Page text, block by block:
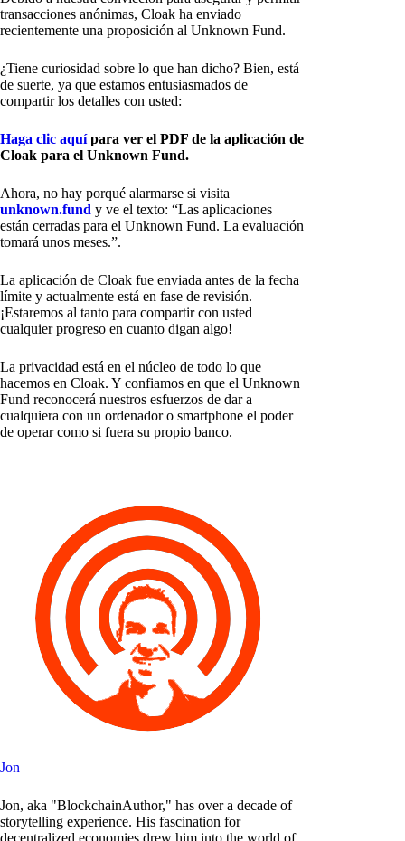
transacciones anónimas, Cloak ha enviado
recientemente una proposición al Unknown Fund.
¿Tiene curiosidad sobre lo que han dicho? Bien, está
de suerte, ya que estamos entusiasmados de
compartir los detalles con usted:
Haga clic aquípara ver el PDF de la aplicación de
Cloak para el Unknown Fund.
Ahora, no hay porqué alarmarse si visita
unknown.fund y ve el texto: “Las aplicaciones
están cerradas para el Unknown Fund. La evaluación
tomará unos meses.”.
La aplicación de Cloak fue enviada antes de la fecha
límite y actualmente está en fase de revisión.
¡Estaremos al tanto para compartir con usted
cualquier progreso en cuanto digan algo!
La privacidad está en el núcleo de todo lo que
hacemos en Cloak. Y confiamos en que el Unknown
Fund reconocerá nuestros esfuerzos de dar a
cualquiera con un ordenador o smartphone el poder
de operar como si fuera su propio banco.
Jon
Jon, aka "BlockchainAuthor," has over a decade of
storytelling experience. His fascination for
decentralized economies drew him into the world of